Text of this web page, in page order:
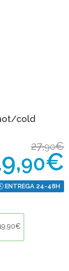
cold
27,90€
90€
ENTREGA 24-48H